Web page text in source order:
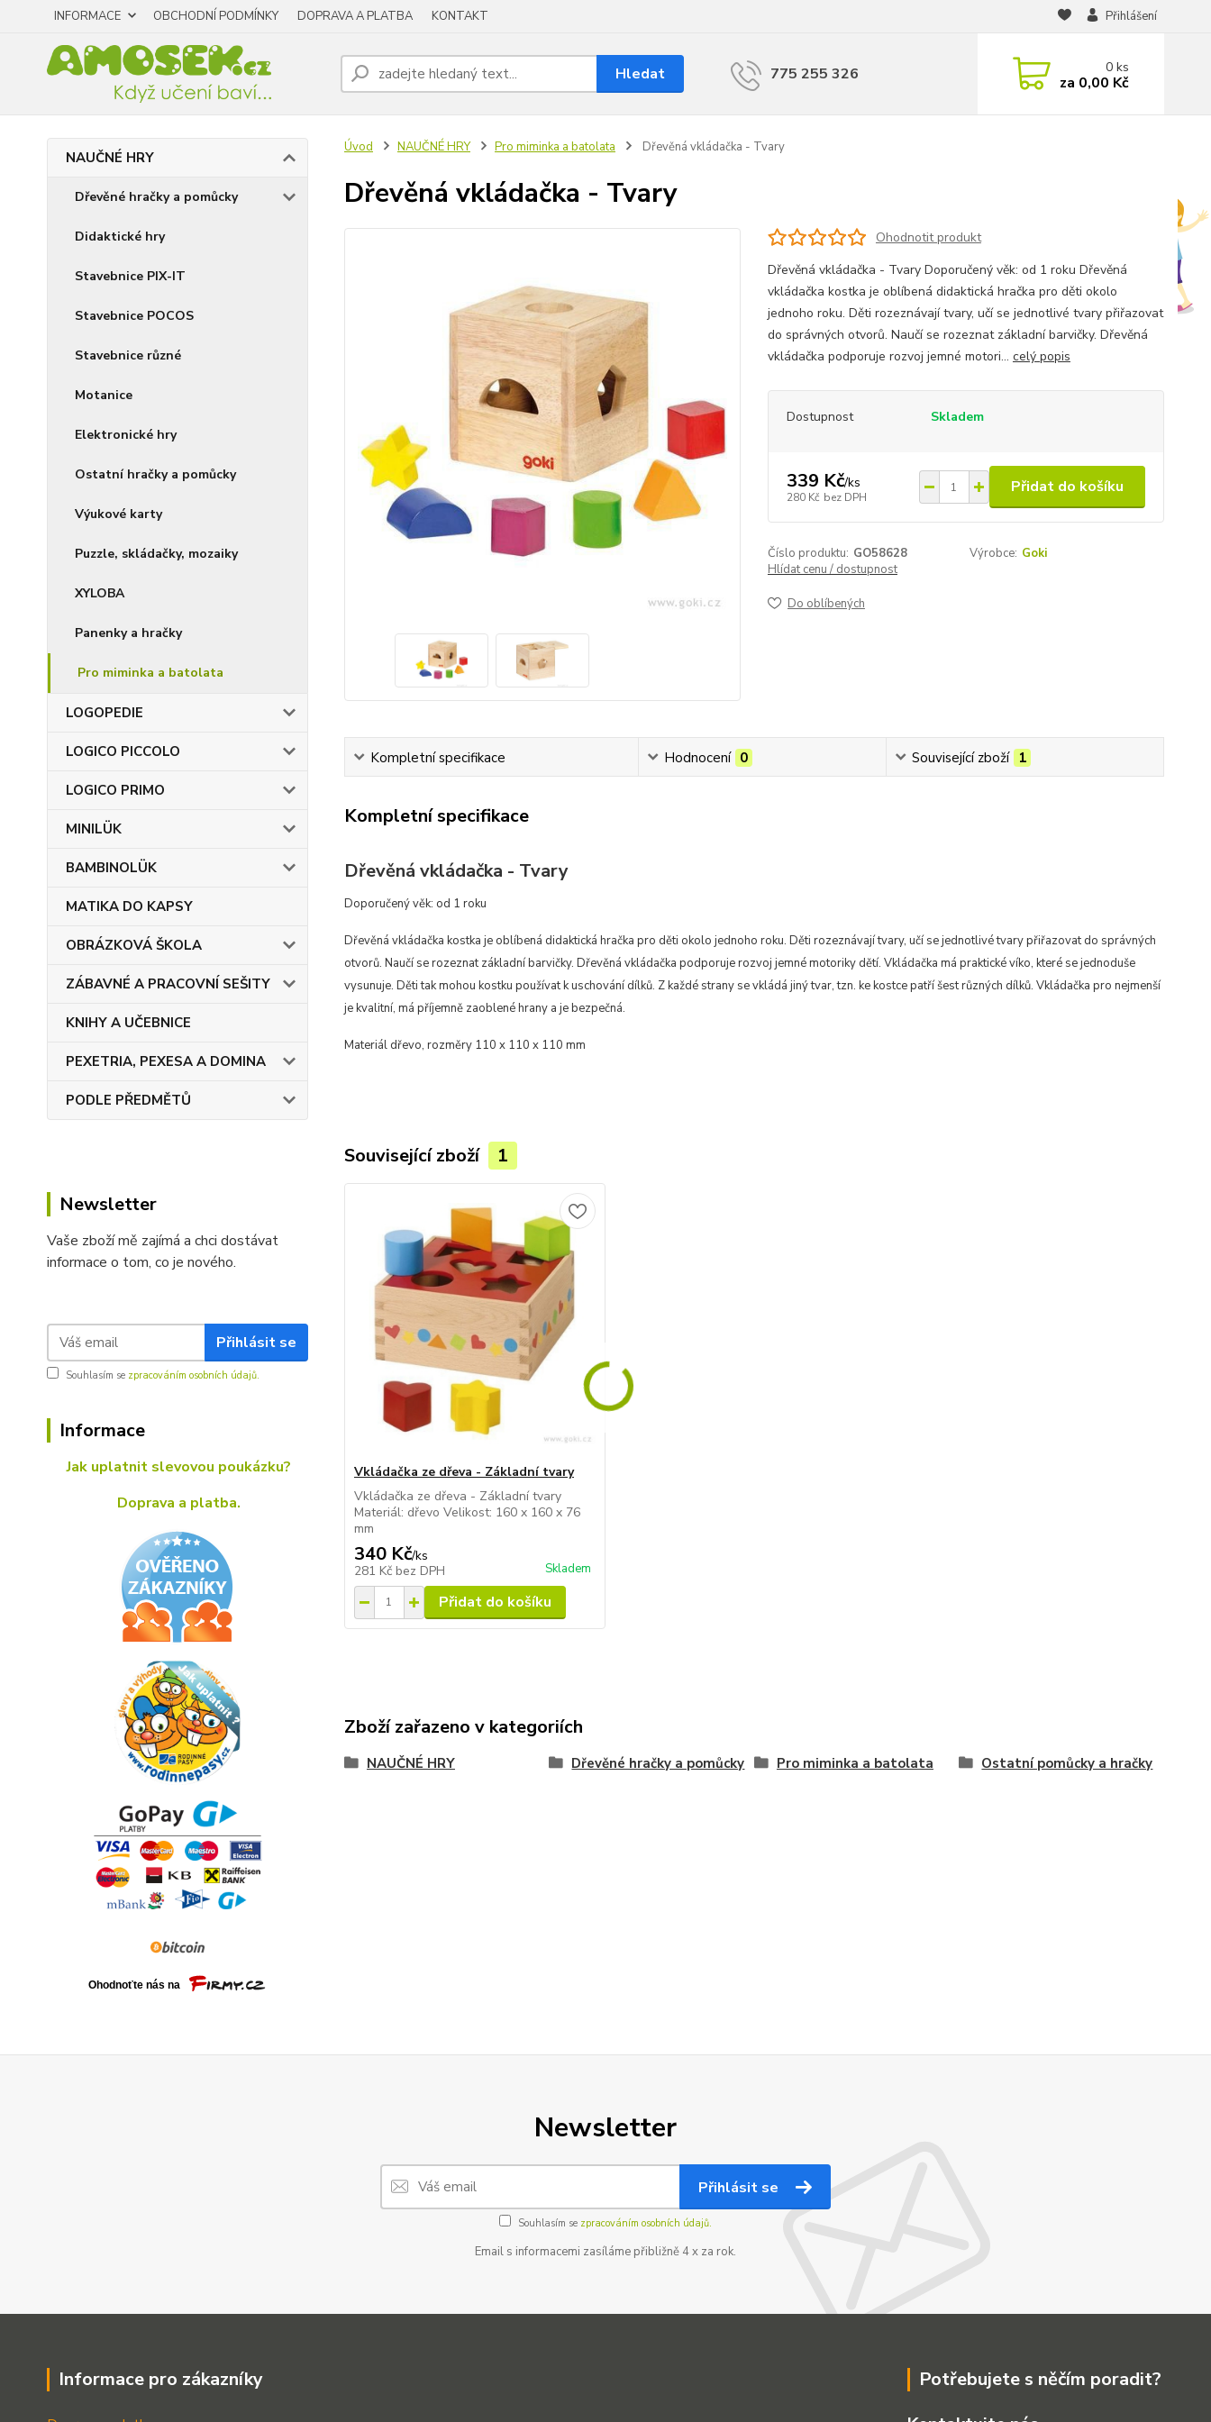
INFORMACE OBCHODNÍ PODMÍNKY DOPRAVA A PLATBA KONTAKT Přihlášení
Hledat 775 255 326 0ks
za 0,00 Kč
NAUČNÉ HRY
Dřevěné hračky a pomůcky
Didaktické hry
Stavebnice PIX-IT
Stavebnice POCOS
Stavebnice různé
Motanice
Elektronické hry
Ostatní hračky a pomůcky
Výukové karty
Puzzle, skládačky, mozaiky
XYLOBA
Panenky a hračky
Pro miminka a batolata
LOGOPEDIE
LOGICO PICCOLO
LOGICO PRIMO
MINILÜK
BAMBINOLÜK
MATIKA DO KAPSY
OBRÁZKOVÁ ŠKOLA
ZÁBAVNÉ A PRACOVNÍ SEŠITY
KNIHY A UČEBNICE
PEXETRIA, PEXESA A DOMINA
PODLE PŘEDMĚTŮ
Newsletter
Vaše zboží mě zajímá a chci dostávat
informace o tom, co je nového.
Přihlásit se
Souhlasím se zpracováním osobních údajů.
Informace
Jak uplatnit slevovou poukázku?
Doprava a platba.
Úvod NAUČNÉ HRY Pro miminka a batolata Dřevěná vkládačka - Tvary
Dřevěná vkládačka - Tvary
Ohodnotit produkt
Dřevěná vkládačka - Tvary Doporučený věk: od 1 roku Dřevěná
vkládačka kostka je oblíbená didaktická hračka pro děti okolo
jednoho roku. Děti rozeznávají tvary, učí se jednotlivé tvary přiřazovat
do správných otvorů. Naučí se rozeznat základní barvičky. Dřevěná
vkládačka podporuje rozvoj jemné motori... celý popis
Dostupnost Skladem
339 Kč/ks
280 Kč bez DPH
Přidat do košíku
Číslo produktu: GO58628 Výrobce: Goki
Hlídat cenu / dostupnost
Do oblíbených
Kompletní specifikace Hodnocení 0 Související zboží 1
Kompletní specifikace
Dřevěná vkládačka - Tvary
Doporučený věk: od 1 roku
Dřevěná vkládačka kostka je oblíbená didaktická hračka pro děti okolo jednoho roku. Děti rozeznávají tvary, učí se jednotlivé tvary přiřazovat do správných
otvorů. Naučí se rozeznat základní barvičky. Dřevěná vkládačka podporuje rozvoj jemné motoriky dětí. Vkládačka má praktické víko, které se jednoduše
vysunuje. Děti tak mohou kostku používat k uschování dílků. Z každé strany se vkládá jiný tvar, tzn. ke kostce patří šest různých dílků. Vkládačka pro nejmenší
je kvalitní, má příjemně zaoblené hrany a je bezpečná.
Materiál dřevo, rozměry 110 x 110 x 110 mm
Související zboží 1
Vkládačka ze dřeva - Základní tvary
Vkládačka ze dřeva - Základní tvary
Materiál: dřevo Velikost: 160 x 160 x 76
mm
340 Kč/ks
281 Kč bez DPH Skladem
Přidat do košíku
Zboží zařazeno v kategoriích
NAUČNÉ HRY Dřevěné hračky a pomůcky Pro miminka a batolata Ostatní pomůcky a hračky
Newsletter
Přihlásit se
Souhlasím se zpracováním osobních údajů.
Email s informacemi zasíláme přibližně 4 x za rok.
Informace pro zákazníky Potřebujete s něčím poradit?